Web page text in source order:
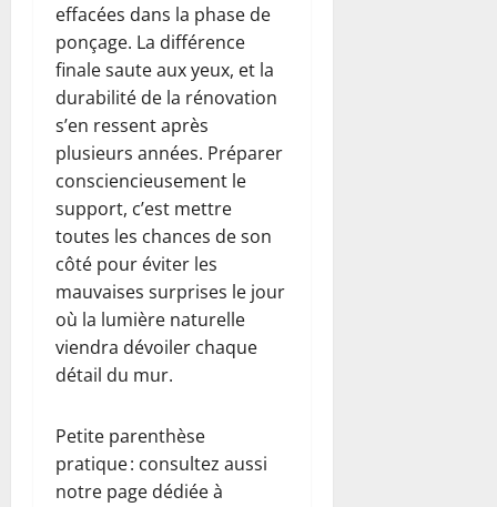
effacées dans la phase de
ponçage. La différence
finale saute aux yeux, et la
durabilité de la rénovation
s’en ressent après
plusieurs années. Préparer
consciencieusement le
support, c’est mettre
toutes les chances de son
côté pour éviter les
mauvaises surprises le jour
où la lumière naturelle
viendra dévoiler chaque
détail du mur.
Petite parenthèse
pratique : consultez aussi
notre page dédiée à